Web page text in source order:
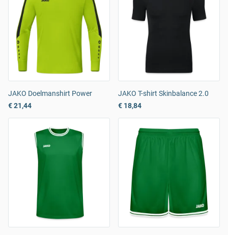
JAKO Doelmanshirt Power
€ 21,44
JAKO T-shirt Skinbalance 2.0
€ 18,84